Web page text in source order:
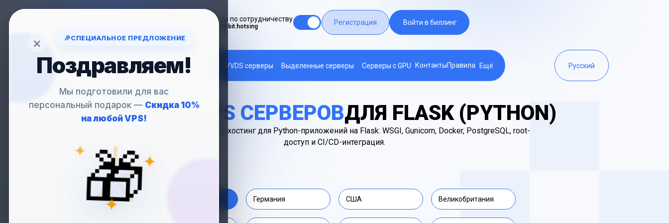
Вопросы по сотрудничеству
support@bit.hotsing Регистрация Войти в биллинг
VPS/VDS серверы Выделенные серверы Серверы с GPU КонтактыПравила Ещё Русский
АРЕНДАVPS СЕРВЕРОВДЛЯ FLASK (PYTHON)
Гибкий и быстрый VPS-хостинг для Python-приложений на Flask: WSGI, Gunicorn, Docker, PostgreSQL, root-
доступ и CI/CD-интеграция.
Германия США Великобритания
× 🎉СПЕЦИАЛЬНОЕ ПРЕДЛОЖЕНИЕ
Поздравляем!
Мы подготовили для вас
персональный подарок — Скидка 10%
на любой VPS!
✦
✦
✦
🎁